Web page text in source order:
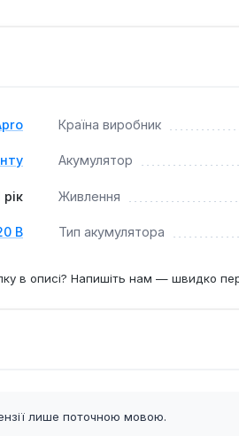
інструменту Apro, які
Країна виробник
Акумулятор
рік Живлення
В Тип акумулятора
в описі? Напишіть нам — швидко
лише поточною мовою.